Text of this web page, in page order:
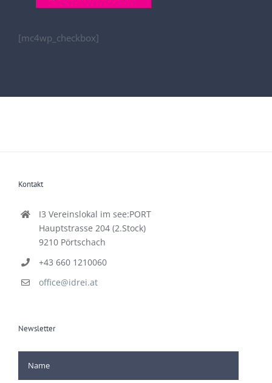
[mc4wp_checkbox]
Kontakt
I3 Vereinslokal im see:PORT
Hauptstrasse 204 (2.Stock)
9210 Pörtschach
+43 660 1210060
office@idrei.at
Newsletter